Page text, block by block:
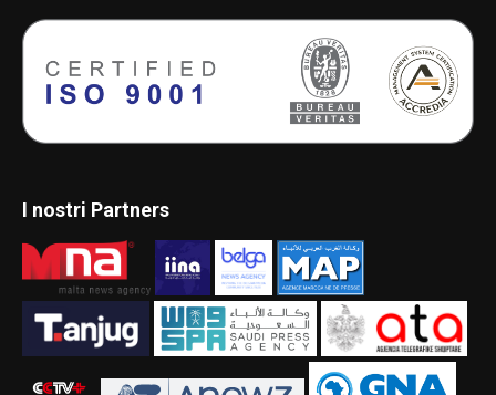
I nostri Partners